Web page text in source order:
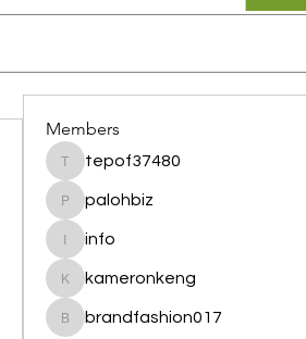
Members
tepof37480
tepof37480
palohbiz
palohbiz
info
info
kameronkeng
kameronkeng
brandfashion017
brandfashion017